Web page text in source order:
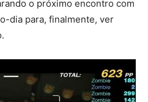
o próximo encontro com
dia para, finalmente, ver